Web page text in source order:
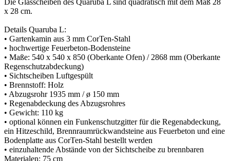
Die Glasscheiben des Quaruba L sind quadratisch mit dem Maß 28
x 28 cm.
Details Quaruba L:
• Gartenkamin aus 3 mm CorTen-Stahl
• hochwertige Feuerbeton-Bodensteine
• Maße: 540 x 540 x 850 (Oberkante Ofen) / 2868 mm (Oberkante
Regenschutzabdeckung)
• Sichtscheiben Luftgespült
• Brennstoff: Holz
• Abzugsrohr 1935 mm / ø 150 mm
• Regenabdeckung des Abzugsrohres
• Gewicht: 110 kg
• optional können ein Funkenschutzgitter für die Regenabdeckung,
ein Hitzeschild, Brennraumrückwandsteine aus Feuerbeton und eine
Bodenplatte aus CorTen-Stahl bestellt werden
• einzuhaltende Abstände von der Sichtscheibe zu brennbaren
Materialen: 75 cm